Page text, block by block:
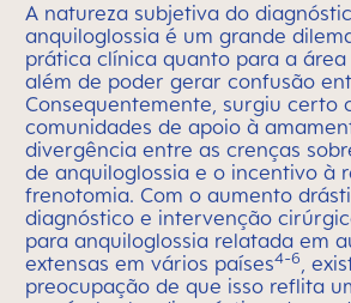
A natureza subjetiva do
anquiloglossia é um grande
prática clínica quanto para a área
além de poder gerar confusão
Consequentemente, surgiu certo
comunidades de apoio à
divergência entre as crenças
de anquiloglossia e o incentivo à
frenotomia. Com o aumento
diagnóstico e intervenção
para anquiloglossia relatada em
extensas em vários países4-6,
preocupação de que isso reflita